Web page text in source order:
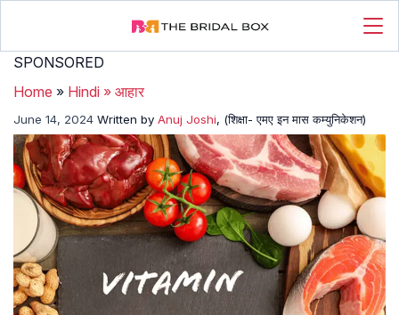
SPONSORED
Home » Hindi » आहार
June 14, 2024 Written by Anuj Joshi, (शिक्षा- एमए इन मास कम्युनिकेशन)